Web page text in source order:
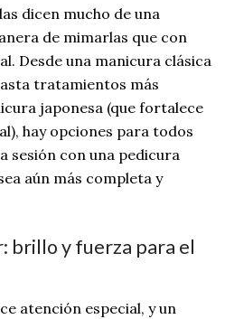
dicen mucho de una
de mimarlas que con
Desde una manicura clásica
tratamientos más
japonesa (que fortalece
hay opciones para todos
sesión con una pedicura
aún más completa y
brillo y fuerza para el
atención especial, y un